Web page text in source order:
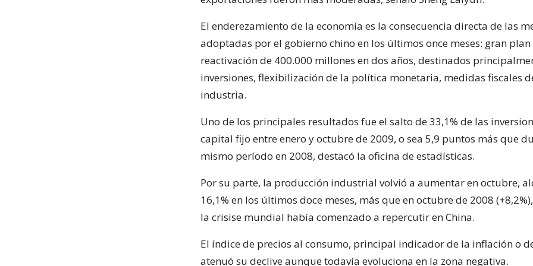
El enderezamiento de la economía es la consecuencia directa de las
adoptadas por el gobierno chino en los últimos once meses: gran plan
reactivación de 400.000 millones en dos años, destinados
inversiones, flexibilización de la política monetaria, medidas fiscales
industria.
Uno de los principales resultados fue el salto de 33,1% de las
capital fijo entre enero y octubre de 2009, o sea 5,9 puntos más que
mismo período en 2008, destacó la oficina de estadísticas.
Por su parte, la producción industrial volvió a aumentar en octubre,
16,1% en los últimos doce meses, más que en octubre de 2008
la crisise mundial había comenzado a repercutir en China.
El índice de precios al consumo, principal indicador de la inflación o
atenuó su declive aunque todavía evoluciona en la zona negativa.